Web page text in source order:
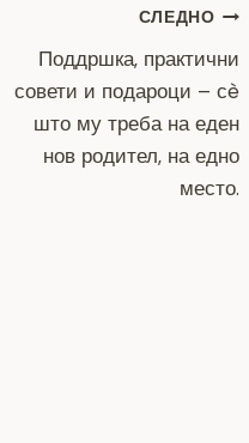
m p
p
n
k
СЛЕДНО
Поддршка, практични
совети и подароци – сè
што му треба на еден
нов родител, на едно
место.